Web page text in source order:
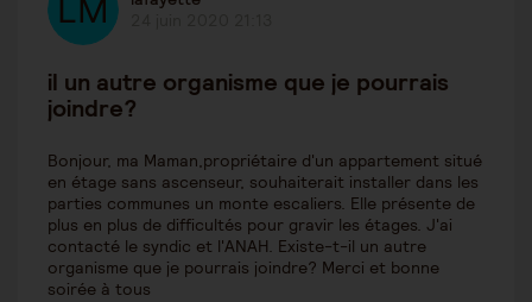
il un autre organisme que je pourrais
joindre?
Bonjour, ma Maman,propriétaire d'un appartement situé
en étage sans ascenseur, souhaiterait installer dans les
parties communes un monte escaliers. Elle présente de
plus en plus de difficultés pour gravir les étages. J'ai
contacté le syndic et l'ANAH. Existe-t-il un autre
organisme que je pourrais joindre? Merci et bonne
soirée à tous